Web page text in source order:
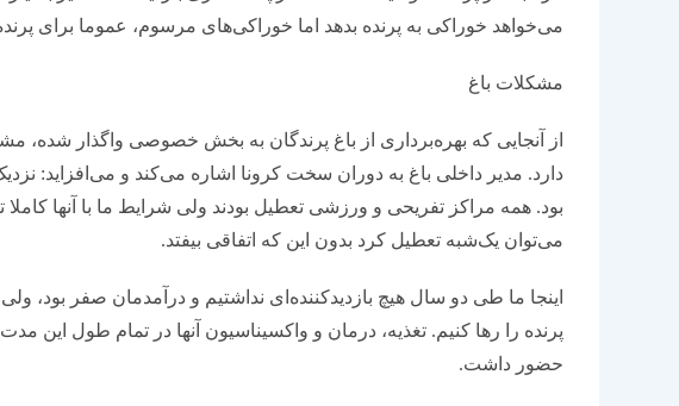
می‌خواهد خوراکی به پرنده بدهد اما خوراکی‌های مرسوم، عموما برای
مشکلات باغ
از آنجایی که بهره‌برداری از باغ پرندگان به بخش خصوصی واگذار شده،
دارد. مدیر داخلی باغ به دوران سخت کرونا اشاره می‌کند و می‌افزاید:
بود. همه مراکز تفریحی و ورزشی تعطیل بودند ولی شرایط ما با آنها
می‌توان یک‌شبه تعطیل کرد بدون این که اتفاقی بیفتد.
اینجا ما طی دو سال هیچ بازدیدکننده‌ای نداشتیم و درآمدمان صفر بود،
پرنده را رها کنیم. تغذیه، درمان و واکسیناسیون آنها در تمام طول این
حضور داشت.